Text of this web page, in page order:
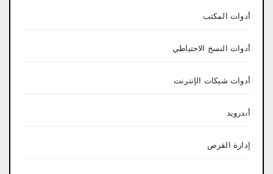
أدوات المكتب
أدوات النسخ الاحتياطي
أدوات شبكات الإنترنت
أندرويد
إدارة القرص